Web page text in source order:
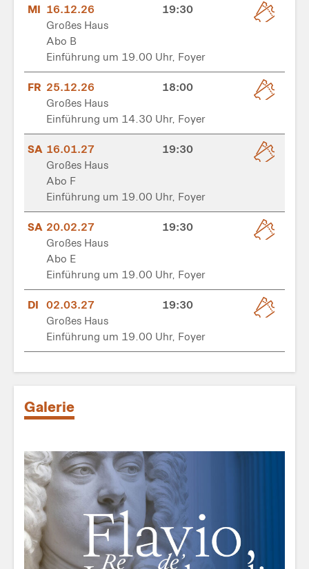
MI 16.12.26
19:30
Großes Haus
Abo B
Einführung um 19.00 Uhr, Foyer
FR 25.12.26
18:00
Großes Haus
Einführung um 14.30 Uhr, Foyer
SA 16.01.27
19:30
Großes Haus
Abo F
Einführung um 19.00 Uhr, Foyer
SA 20.02.27
19:30
Großes Haus
Abo E
Einführung um 19.00 Uhr, Foyer
DI 02.03.27
19:30
Großes Haus
Einführung um 19.00 Uhr, Foyer
Galerie